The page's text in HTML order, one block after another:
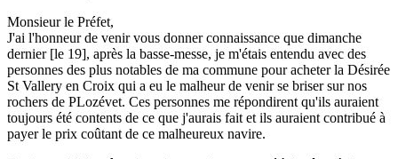
Monsieur le Préfet,
J'ai l'honneur de venir vous donner connaissance que dimanche
dernier [le 19], après la basse-messe, je m'étais entendu avec des
personnes des plus notables de ma commune pour acheter la Désirée
St Vallery en Croix qui a eu le malheur de venir se briser sur nos
rochers de PLozévet. Ces personnes me répondirent qu'ils auraient
toujours été contents de ce que j'aurais fait et ils auraient contribué à
payer le prix coûtant de ce malheureux navire.